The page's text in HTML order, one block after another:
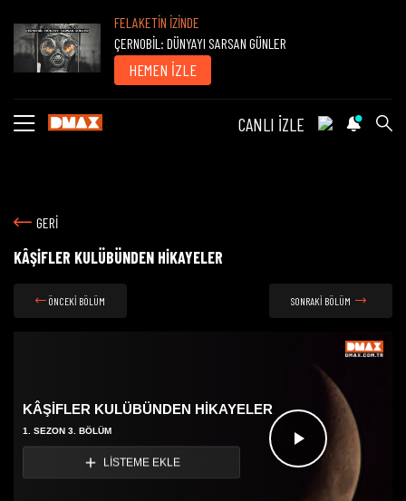
FELAKETİN İZİNDE
ÇERNOBİL: DÜNYAYI SARSAN GÜNLER
HEMEN İZLE
CANLI İZLE
GERİ
KÂŞİFLER KULÜBÜNDEN HİKAYELER
ÖNCEKİ BÖLÜM SONRAKİ BÖLÜM
Videoyu
KÂŞİFLER KULÜBÜNDEN HİKAYELER
1. SEZON 3. BÖLÜM
LİSTEME EKLE